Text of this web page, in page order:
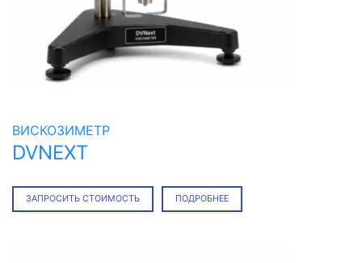
ВИСКОЗИМЕТР
DVNEXT
ЗАПРОСИТЬ СТОИМОСТЬ ПОДРОБНЕЕ